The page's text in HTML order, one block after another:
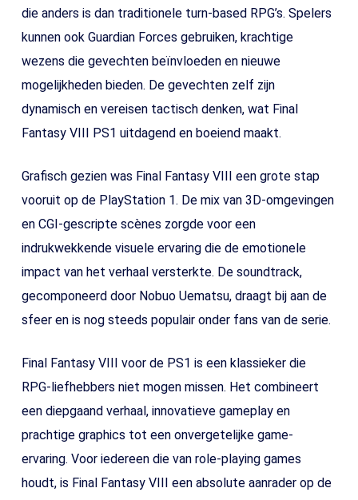
die anders is dan traditionele turn-based RPG’s. Spelers
kunnen ook Guardian Forces gebruiken, krachtige
wezens die gevechten beïnvloeden en nieuwe
mogelijkheden bieden. De gevechten zelf zijn
dynamisch en vereisen tactisch denken, wat Final
Fantasy VIII PS1 uitdagend en boeiend maakt.
Grafisch gezien was Final Fantasy VIII een grote stap
vooruit op de PlayStation 1. De mix van 3D-omgevingen
en CGI-gescripte scènes zorgde voor een
indrukwekkende visuele ervaring die de emotionele
impact van het verhaal versterkte. De soundtrack,
gecomponeerd door Nobuo Uematsu, draagt bij aan de
sfeer en is nog steeds populair onder fans van de serie.
Final Fantasy VIII voor de PS1 is een klassieker die
RPG-liefhebbers niet mogen missen. Het combineert
een diepgaand verhaal, innovatieve gameplay en
prachtige graphics tot een onvergetelijke game-
ervaring. Voor iedereen die van role-playing games
houdt, is Final Fantasy VIII een absolute aanrader op de